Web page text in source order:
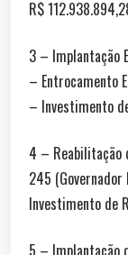
R$
3 – Implantação
– Entrocamento
– Investimento
4 – Reabilitação
245
Investimento de
5 – Implantação